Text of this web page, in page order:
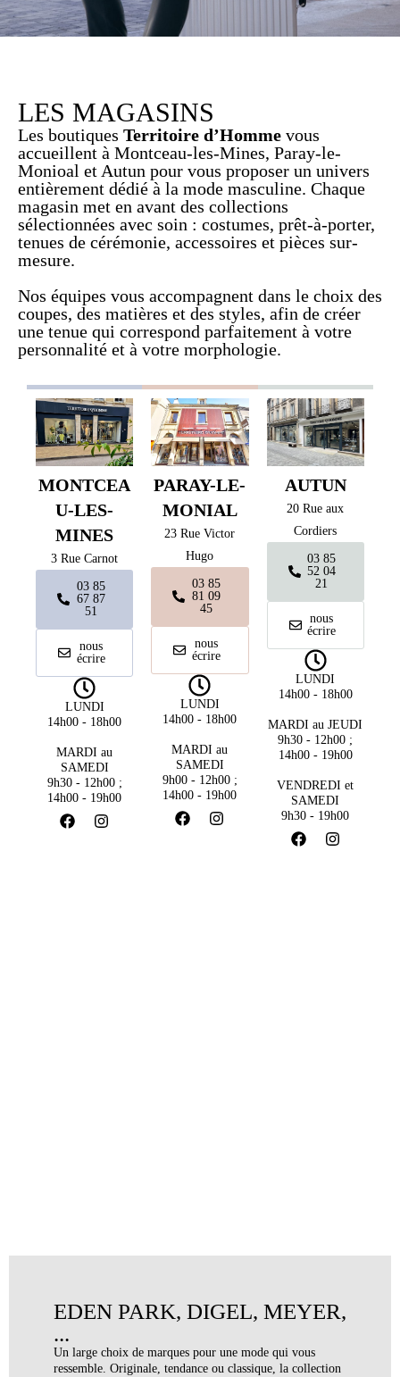
LES MAGASINS
Les boutiques Territoire d’Homme vous
accueillent à Montceau-les-Mines, Paray-le-
Monioal et Autun pour vous proposer un univers
entièrement dédié à la mode masculine. Chaque
magasin met en avant des collections
sélectionnées avec soin : costumes, prêt-à-porter,
tenues de cérémonie, accessoires et pièces sur-
mesure.
Nos équipes vous accompagnent dans le choix des
coupes, des matières et des styles, afin de créer
une tenue qui correspond parfaitement à votre
personnalité et à votre morphologie.
MONTCEA
U-LES-
MINES
3 Rue Carnot
03 85
67 87
51
nous
écrire
LUNDI
14h00 - 18h00
MARDI au
SAMEDI
9h30 - 12h00 ;
14h00 - 19h00
PARAY-LE-
MONIAL
23 Rue Victor
Hugo
03 85
81 09
45
nous
écrire
LUNDI
14h00 - 18h00
MARDI au
SAMEDI
9h00 - 12h00 ;
14h00 - 19h00
AUTUN
20 Rue aux
Cordiers
03 85
52 04
21
nous
écrire
LUNDI
14h00 - 18h00
MARDI au JEUDI
9h30 - 12h00 ;
14h00 - 19h00
VENDREDI et
SAMEDI
9h30 - 19h00
EDEN PARK, DIGEL, MEYER,
...
Un large choix de marques pour une mode qui vous
ressemble. Originale, tendance ou classique, la collection